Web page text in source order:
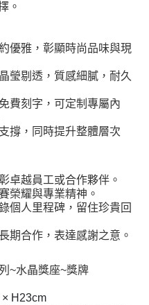
。
優雅，彰顯時尚品味與現
瑩剔透，質感細膩，耐久
費刻字，可定制專屬內
撐，同時提升整體層次
卓越員工或合作夥伴。
榮耀與專業精神。
個人里程碑，留住珍貴回
期合作，表達感謝之意。
~水晶獎座~獎牌
× H23cm